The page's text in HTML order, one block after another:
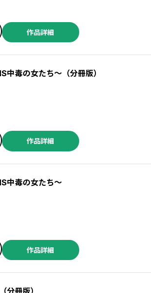
作品詳細
中毒の女たち～（分冊版）
作品詳細
中毒の女たち～
作品詳細
分冊版）